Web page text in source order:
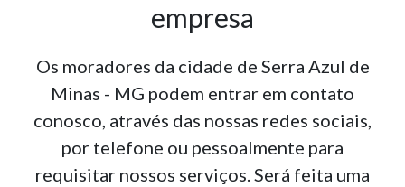
empresa
Os moradores da cidade de Serra Azul de
Minas - MG podem entrar em contato
conosco, através das nossas redes sociais,
por telefone ou pessoalmente para
requisitar nossos serviços. Será feita uma